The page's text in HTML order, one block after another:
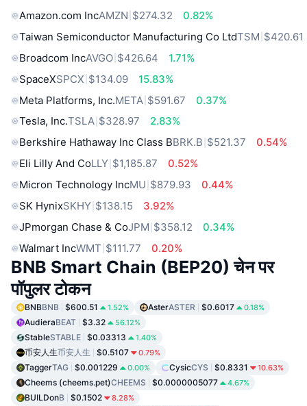
Amazon.com IncAMZN $274.32
0.82%
Taiwan Semiconductor Manufacturing Co LtdTSM $420.61
Broadcom IncAVGO $426.64
1.71%
SpaceXSPCX $134.09
15.83%
Meta Platforms, Inc.META $591.67
0.37%
Tesla, Inc.TSLA $328.97
2.83%
Berkshire Hathaway Inc Class BBRK.B $521.37
0.54%
Eli Lilly And CoLLY $1,185.87
0.52%
Micron Technology IncMU $879.93
0.44%
SK HynixSKHY $138.15
3.92%
JPmorgan Chase & CoJPM $358.12
0.34%
Walmart IncWMT $111.77 0.20%
BNB Smart Chain (BEP20) चेन पर
पॉपुलर टोकन
BNBBNB $600.51 1.52% AsterASTER $0.6017 0.18%
AudieraBEAT $3.32 56.12%
StableSTABLE $0.03313 1.40%
币安人生币安人生 $0.5107 0.79%
TaggerTAG $0.001229 0.00% CysicCYS $0.8331 10.63%
Cheems (cheems.pet)CHEEMS $0.0000005077 4.67%
BUILDonB $0.1502 8.28%